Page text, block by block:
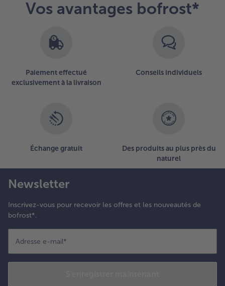
Vos avantages bofrost*
Paiement effectué
exclusivement à la livraison
Conseils individuels
Échange gratuit
Des produits au plus près du
naturel
Newsletter
Inscrivez-vous pour recevoir les offres et les nouveautés de
bofrost*.
Adresse e-mail*